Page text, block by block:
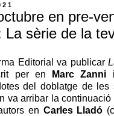
en pre-
La sèrie de la
Editorial va publicar
per en Marc Zanni
del doblatge de
va arribar la continuació
en Carles Lladó